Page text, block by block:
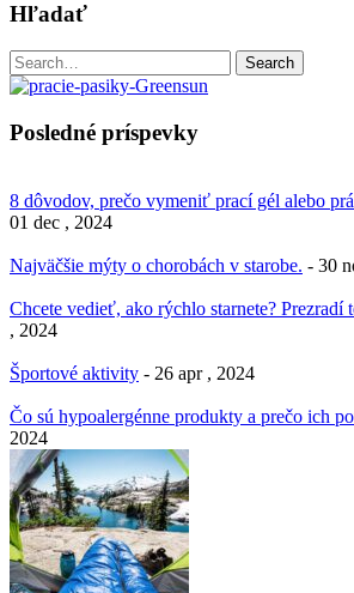
Hľadať
Search
for:
Search
Posledné príspevky
8 dôvodov, prečo vymeniť prací gél alebo
01 dec , 2024
Najväčšie mýty o chorobách v starobe. - 30
Chcete vedieť, ako rýchlo starnete? Prezradí
, 2024
Športové aktivity - 26 apr , 2024
Čo sú hypoalergénne produkty a prečo ich
2024